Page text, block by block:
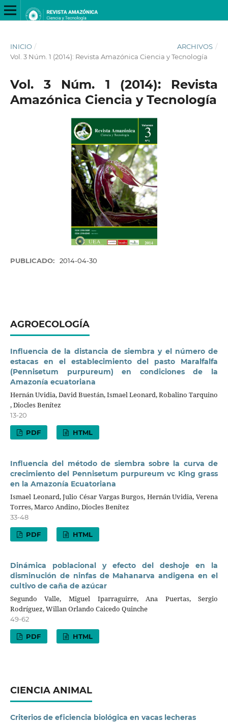
INICIO / ARCHIVOS /
Vol. 3 Núm. 1 (2014): Revista Amazónica Ciencia y Tecnología
Vol. 3 Núm. 1 (2014): Revista
Amazónica Ciencia y Tecnología
PUBLICADO: 2014-04-30
AGROECOLOGÍA
Influencia de la distancia de siembra y el número de
estacas en el establecimiento del pasto Maralfalfa
(Pennisetum purpureum) en condiciones de la
Amazonía ecuatoriana
Hernán Uvidia, David Buestán, Ismael Leonard, Robalino Tarquino
, Diocles Benítez
13-20
PDF HTML
Influencia del método de siembra sobre la curva de
crecimiento del Pennisetum purpureum vc King grass
en la Amazonía Ecuatoriana
Ismael Leonard, Julio César Vargas Burgos, Hernán Uvidia, Verena
Torres, Marco Andino, Diocles Benítez
33-48
PDF HTML
Dinámica poblacional y efecto del deshoje en la
disminución de ninfas de Mahanarva andigena en el
cultivo de caña de azúcar
Segundo Valle, Miguel Iparraguirre, Ana Puertas, Sergio
Rodríguez, Willan Orlando Caicedo Quinche
49-62
PDF HTML
CIENCIA ANIMAL
Criterios de eficiencia biológica en vacas lecheras